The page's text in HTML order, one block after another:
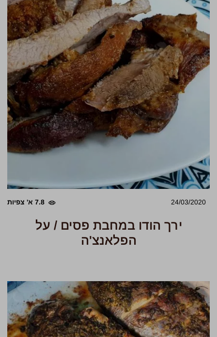
24/03/2020 7.8 א' צפיות
ירך הודו במחבת פסים / על
הפלאנצ'ה